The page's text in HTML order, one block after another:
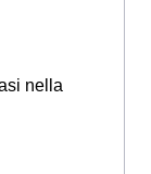
nella